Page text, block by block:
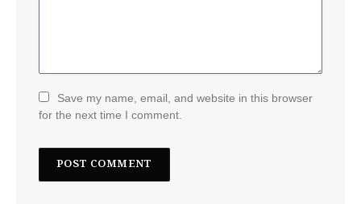
Save my name, email, and website in this browser
for the next time I comment.